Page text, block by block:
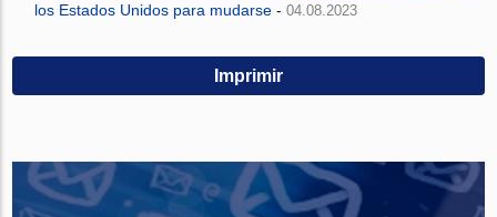
los Estados Unidos para mudarse -04.08.2023
Imprimir